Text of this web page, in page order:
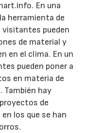
En una
herramienta de
visitantes pueden
de material y
en el clima. En un
pueden poner a
en materia de
También hay
de
los que se han